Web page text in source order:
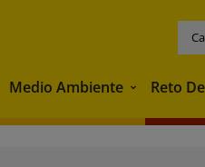
Medio Ambiente Medio
Reto